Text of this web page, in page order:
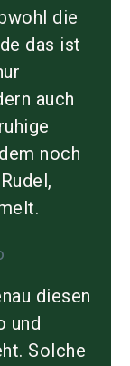
die
das ist
auch
noch
diesen
und
Solche